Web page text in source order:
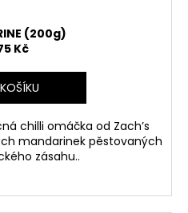
(200g)
Kč
chilli omáčka od Zach’s
mandarinek pěstovaných
zásahu..